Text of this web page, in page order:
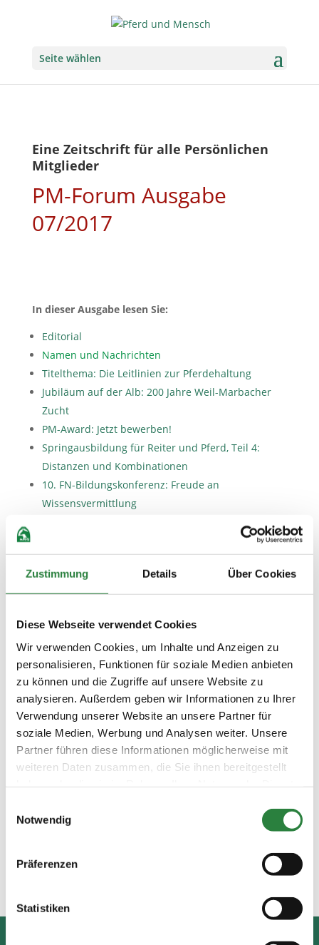
Zustimmung Details Über Cookies
Diese Webseite verwendet Cookies
Wir verwenden Cookies, um Inhalte und Anzeigen zu
personalisieren, Funktionen für soziale Medien anbieten
zu können und die Zugriffe auf unsere Website zu
analysieren. Außerdem geben wir Informationen zu Ihrer
Verwendung unserer Website an unsere Partner für
soziale Medien, Werbung und Analysen weiter. Unsere
Partner führen diese Informationen möglicherweise mit
weiteren Daten zusammen, die Sie ihnen bereitgestellt
Notwendig
Präferenzen
Statistiken
Seite wählen
Eine Zeitschrift für alle Persönlichen
Mitglieder
PM-Forum Ausgabe
07/2017
In dieser Ausgabe lesen Sie:
Editorial
Namen und Nachrichten
Titelthema: Die Leitlinien zur Pferdehaltung
Jubiläum auf der Alb: 200 Jahre Weil-Marbacher
Zucht
PM-Award: Jetzt bewerben!
Springausbildung für Reiter und Pferd, Teil 4:
Distanzen und Kombinationen
10. FN-Bildungskonferenz: Freude an
Wissensvermittlung
Pferdesteuer: Der Kampf geht weiter
Gesundheit: Herpes & Co – richtig impfen
PM-Kurzreise nach Wien/Österreich
PM-Reisekalender
Termine
Turniere – Messen – Veranstaltungen
Young-PM: Wer macht was auf dem Turnier (Teil 2)
– Der Richter
Young-PM Fotowettbewerb: Summerfeeling /
Young PM-Quiz
Jetzt lesen Download PDF